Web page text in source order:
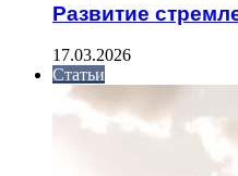
Развитие
17.03.2026
Статьи